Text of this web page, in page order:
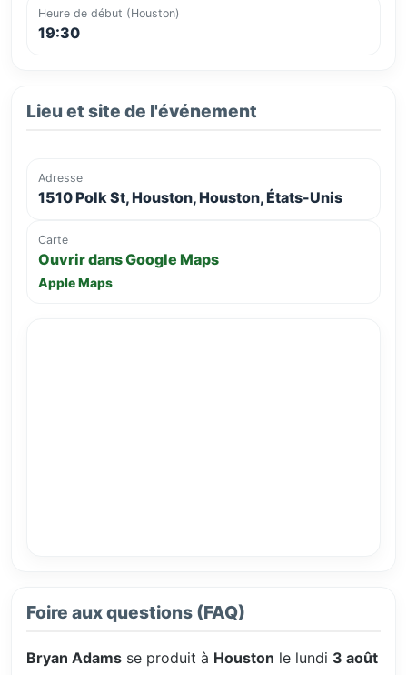
Heure de début (Houston)
19:30
Lieu et site de l'événement
Adresse
1510 Polk St, Houston, Houston, États-Unis
Carte
Ouvrir dans Google Maps
Apple Maps
Foire aux questions (FAQ)
Bryan Adams se produit à Houston le lundi 3 août